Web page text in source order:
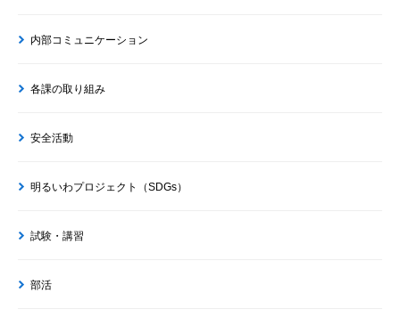
内部コミュニケーション
各課の取り組み
安全活動
明るいわプロジェクト（SDGs）
試験・講習
部活